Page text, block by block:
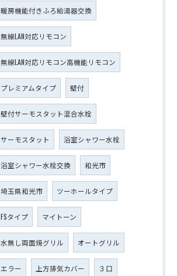
暖房機能付きふろ給湯器交換
無線LAN対応リモコン
無線LAN対応リモコン高機能リモコン
プレミアムタイプ 壁付
壁付サーモスタット混合水栓
サーモスタット 浴室シャワー水栓
浴室シャワー水栓交換 和光市
埼玉県和光市 ツーホールタイプ
FSタイプ マイトーン
水無し両面焼グリル オートグリル
エラー 上方排気カバー ３口